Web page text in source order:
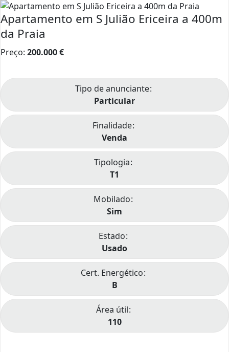
Apartamento em S Julião Ericeira a 400m
da Praia
Preço: 200.000€
Tipo de anunciante
Particular
Finalidade
Venda
Tipologia
T1
Mobilado
Sim
Estado
Usado
Cert. Energético
B
Área útil
110